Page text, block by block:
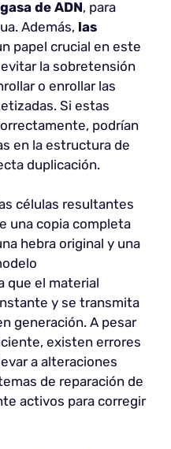
de ADN, para
Además, las
papel crucial en este
la sobretensión
o enrollar las
Si estas
podrían
en la estructura de
duplicación.
células resultantes
una copia completa
hebra original y una
que el material
y se transmita
generación. A pesar
existen errores
a alteraciones
de reparación de
activos para corregir